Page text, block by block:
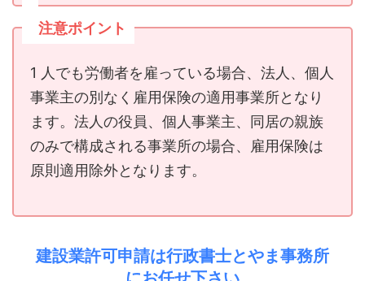
注意ポイント
1 人でも労働者を雇っている場合、法人、個人
事業主の別なく雇用保険の適用事業所となり
ます。法人の役員、個人事業主、同居の親族
のみで構成される事業所の場合、雇用保険は
原則適用除外となります。
建設業許可申請は行政書士とやま事務所